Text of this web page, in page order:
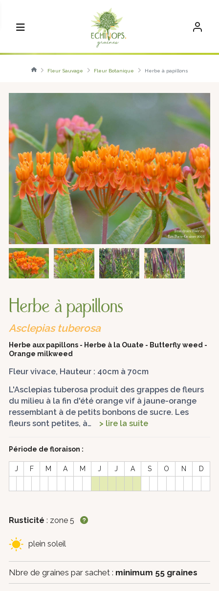
Fleur Sauvage Fleur Botanique Herbe à papillons
Herbe à papillons
Asclepias tuberosa
Herbe aux papillons - Herbe à la Ouate - Butterfly weed -
Orange milkweed
Fleur vivace, Hauteur : 40cm à 70cm
L'Asclepias tuberosa produit des grappes de fleurs
du milieu à la fin d'été orange vif à jaune-orange
ressemblant à de petits bonbons de sucre. Les
fleurs sont petites, à… > lire la suite
Période de floraison :
J F M A M J J A S O N D
Rusticité : zone 5
plein soleil
Nbre de graines par sachet : minimum 55 graines